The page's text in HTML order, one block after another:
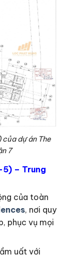
dự án The
7
5) – Trung
của toàn
, nơi quy
phục vụ mọi
uất với